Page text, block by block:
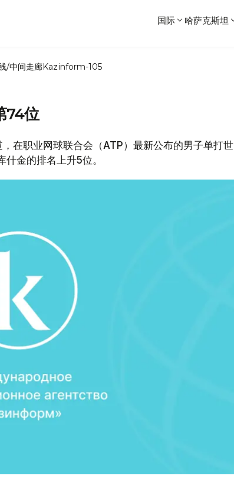
国际 哈萨克斯坦
/中间走廊Kazinform-105
74位
在职业网球联合会（ATP）最新公布的男子单打世
金的排名上升5位。